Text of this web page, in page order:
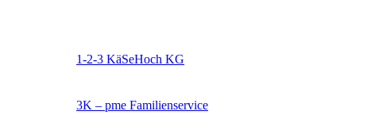
1-2-3 KäSeHoch KG
3K – pme Familienservice